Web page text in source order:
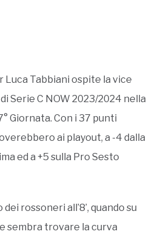
Luca Tabbiani ospite la vice
Serie C NOW 2023/2024 nella
Giornata. Con i 37 punti
ai playout, a -4 dalla
ed a +5 sulla Pro Sesto
rossoneri all’8’, quando su
sembra trovare la curva